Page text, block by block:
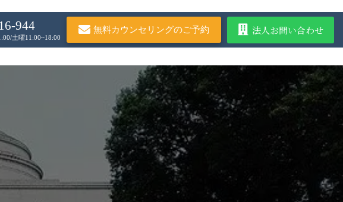
944
土曜11:00~18:00
無料カウンセリングのご予約 法人お問い合わせ